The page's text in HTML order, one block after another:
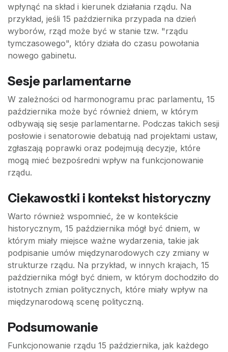
wpłynąć na skład i kierunek działania rządu. Na
przykład, jeśli 15 października przypada na dzień
wyborów, rząd może być w stanie tzw. "rządu
tymczasowego", który działa do czasu powołania
nowego gabinetu.
Sesje parlamentarne
W zależności od harmonogramu prac parlamentu, 15
października może być również dniem, w którym
odbywają się sesje parlamentarne. Podczas takich sesji
posłowie i senatorowie debatują nad projektami ustaw,
zgłaszają poprawki oraz podejmują decyzje, które
mogą mieć bezpośredni wpływ na funkcjonowanie
rządu.
Ciekawostki i kontekst historyczny
Warto również wspomnieć, że w kontekście
historycznym, 15 października mógł być dniem, w
którym miały miejsce ważne wydarzenia, takie jak
podpisanie umów międzynarodowych czy zmiany w
strukturze rządu. Na przykład, w innych krajach, 15
października mógł być dniem, w którym dochodziło do
istotnych zmian politycznych, które miały wpływ na
międzynarodową scenę polityczną.
Podsumowanie
Funkcjonowanie rządu 15 października, jak każdego